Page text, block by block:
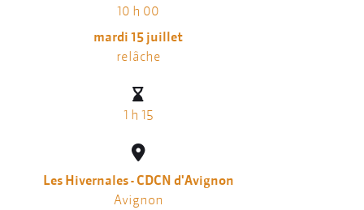
10 h 00
mardi 15 juillet
relâche
1 h 15
Les Hivernales - CDCN d'Avignon
Avignon